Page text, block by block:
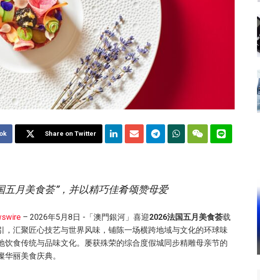
Share on Twitter
五月美食荟”，并以精巧佳肴颂赞母爱
– 2026年5月8日 -「澳門銀河」喜迎2026法国五月美食荟载
，汇聚匠心技艺与世界风味，铺陈一场横跨地域与文化的环球味
食传统与品味文化。屡获殊荣的综合度假城同步精雕母亲节的
丽美食庆典。